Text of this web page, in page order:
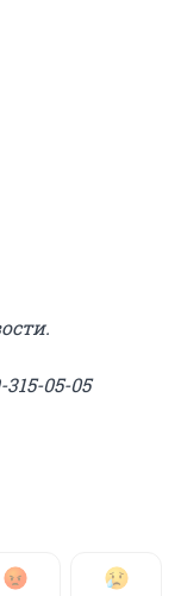
05-05